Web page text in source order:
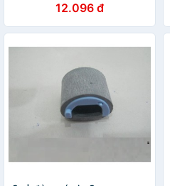
12.096 đ